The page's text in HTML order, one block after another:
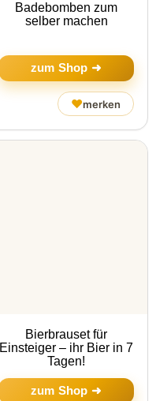
Badebomben zum
selber machen
zum Shop ➜
♥merken
Bierbrauset für
Einsteiger – ihr Bier in 7
Tagen!
zum Shop ➜